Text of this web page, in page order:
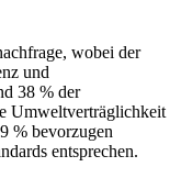
wobei der
und
38 % der
Umweltverträglichkeit
% bevorzugen
entsprechen.